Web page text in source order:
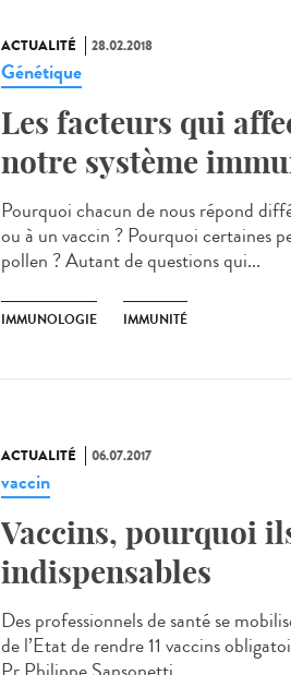
ACTUALITÉ 28.02.2018
Génétique
Les facteurs qui
notre système
Pourquoi chacun de nous répond
ou à un vaccin ? Pourquoi certaines
pollen ? Autant de questions qui...
IMMUNOLOGIE IMMUNITÉ
ACTUALITÉ 06.07.2017
vaccin
Vaccins, pourquoi
indispensables
Des professionnels de santé se
de l’Etat de rendre 11 vaccins